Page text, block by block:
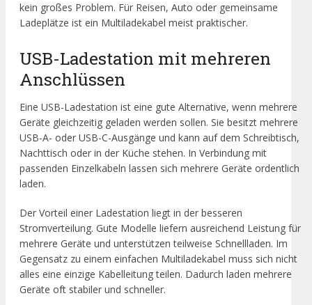
kein großes Problem. Für Reisen, Auto oder gemeinsame
Ladeplätze ist ein Multiladekabel meist praktischer.
USB-Ladestation mit mehreren
Anschlüssen
Eine USB-Ladestation ist eine gute Alternative, wenn mehrere
Geräte gleichzeitig geladen werden sollen. Sie besitzt mehrere
USB-A- oder USB-C-Ausgänge und kann auf dem Schreibtisch,
Nachttisch oder in der Küche stehen. In Verbindung mit
passenden Einzelkabeln lassen sich mehrere Geräte ordentlich
laden.
Der Vorteil einer Ladestation liegt in der besseren
Stromverteilung. Gute Modelle liefern ausreichend Leistung für
mehrere Geräte und unterstützen teilweise Schnellladen. Im
Gegensatz zu einem einfachen Multiladekabel muss sich nicht
alles eine einzige Kabelleitung teilen. Dadurch laden mehrere
Geräte oft stabiler und schneller.